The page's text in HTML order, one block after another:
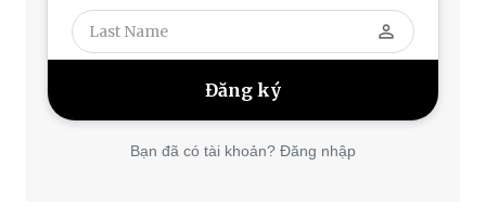
perm_identity
Bạn đã có tài khoản? Đăng nhập